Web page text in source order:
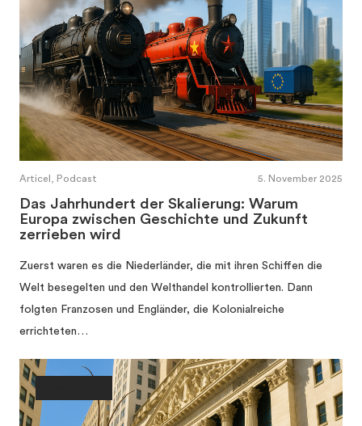
Articel, Podcast 5. November 2025
Das Jahrhundert der Skalierung: Warum
Europa zwischen Geschichte und Zukunft
zerrieben wird
Zuerst waren es die Niederländer, die mit ihren Schiffen die
Welt besegelten und den Welthandel kontrollierten. Dann
folgten Franzosen und Engländer, die Kolonialreiche
errichteten…